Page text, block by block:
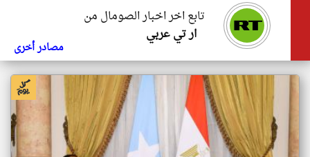
تابع اخر اخبار الصومال من
ار تي عربي
مصادر أخرى